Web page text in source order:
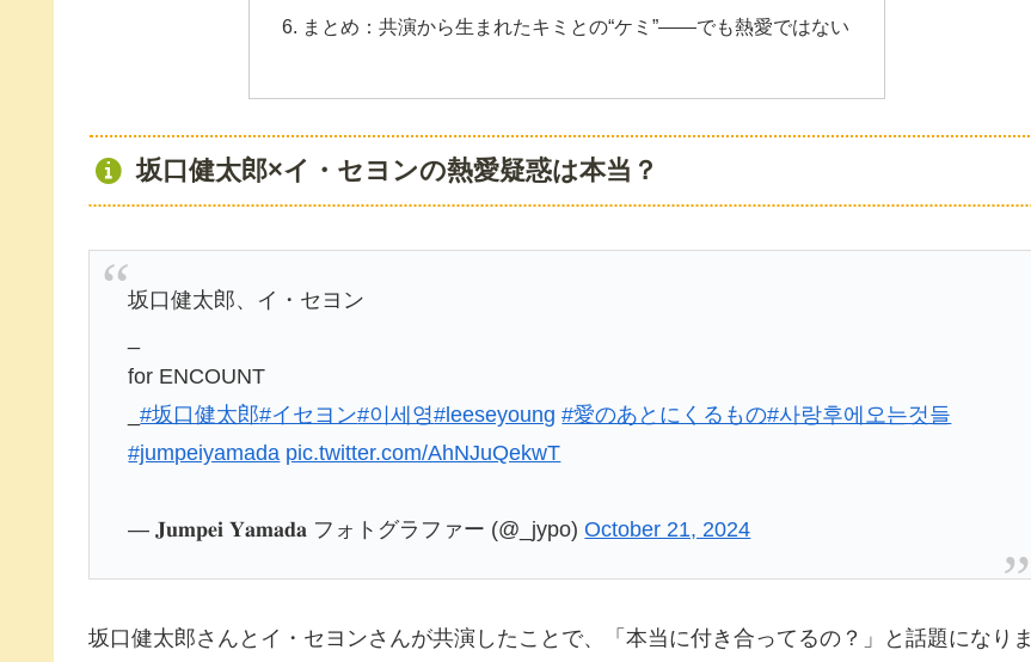
まとめ：共演から生まれたキミとの“ケミ”――でも熱愛ではない
坂口健太郎×イ・セヨンの熱愛疑惑は本当？
坂口健太郎、イ・セヨン
for ENCOUNT
_#坂口健太郎#イセヨン#이세영#leeseyoung #愛のあとにくるもの#사랑후에오는것들
#jumpeiyamada pic.twitter.com/AhNJuQekwT
— 𝐉𝐮𝐦𝐩𝐞𝐢 𝐘𝐚𝐦𝐚𝐝𝐚 フォトグラファー (@_jypo)October 21, 2024
坂口健太郎さんとイ・セヨンさんが共演したことで、「本当に付き合ってるの？」と話題になりま